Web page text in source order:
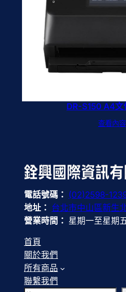
DR-S150 A4文
查看內容
電話號碼： (02)2598-
地址： 台北市中山區新生
營業時間： 星期一至星期
首頁
關於我們
所有商品
聯繫我們